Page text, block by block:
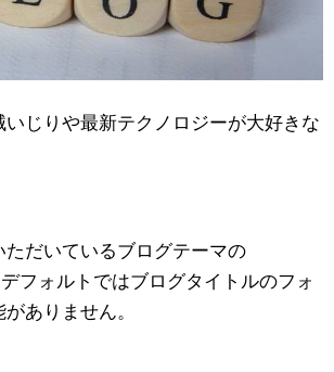
いじりや最新テクノロジーが大好きな
だいているブログテーマの
フォルトではブログタイトルのフォ
ありません。